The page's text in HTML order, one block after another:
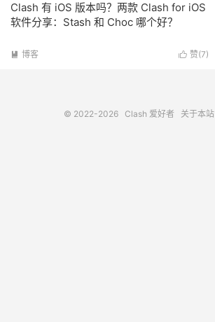
Clash 有 iOS 版本吗？两款 Clash for iOS
软件分享：Stash 和 Choc 哪个好？
 赞(7)
 博客
© 2022-2026 Clash 爱好者 关于本站